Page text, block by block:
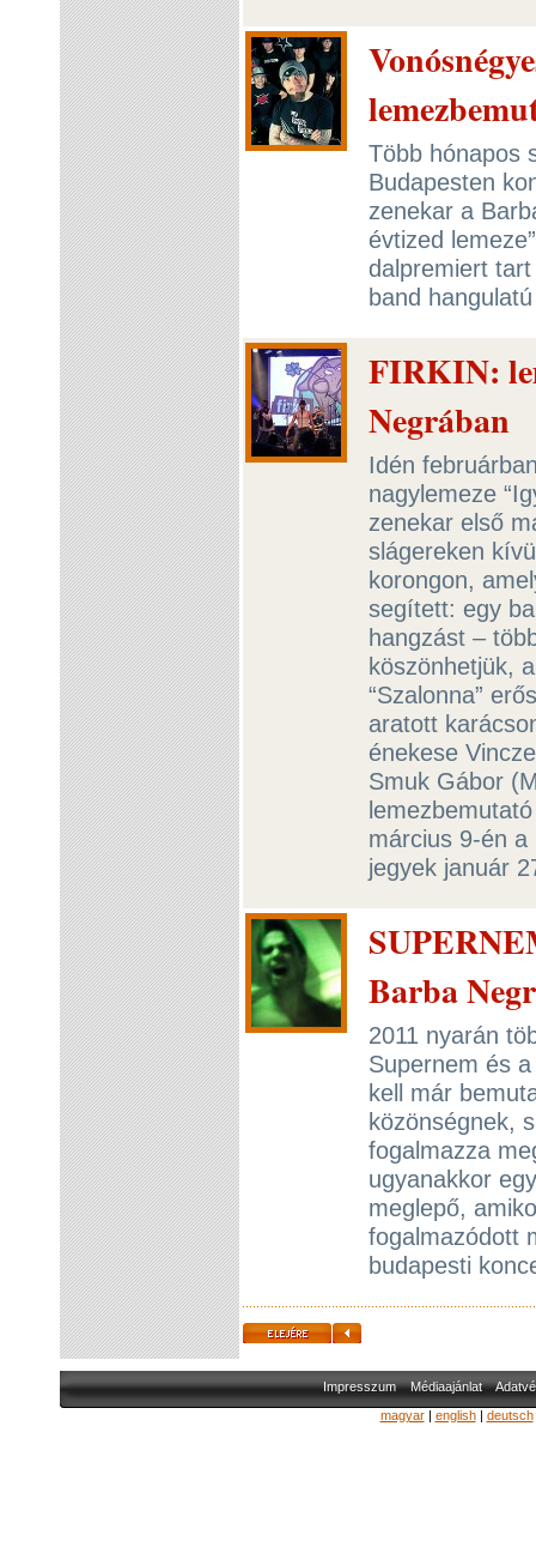
Több hónapos
Budapesten
zenekar a
évtized
dalpremiert
band
FIRKIN:
Negrában
Idén
nagylemeze
zenekar első
slágereken
korongon,
segített: egy
hangzást –
köszönhetjük,
“Szalonna”
aratott
énekese
Smuk Gábor
március 9-én
jegyek január
Barba
2011 nyarán
Supernem és
kell már
közönségnek,
fogalmazza
ugyanakkor
meglepő,
fogalmazódott
budapesti
Impresszum Médiaajánlat
magyar| english| deutsch